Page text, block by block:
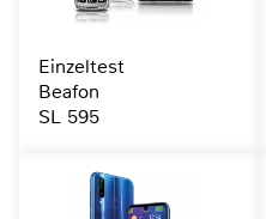
Einzeltest
Beafon
SL 595